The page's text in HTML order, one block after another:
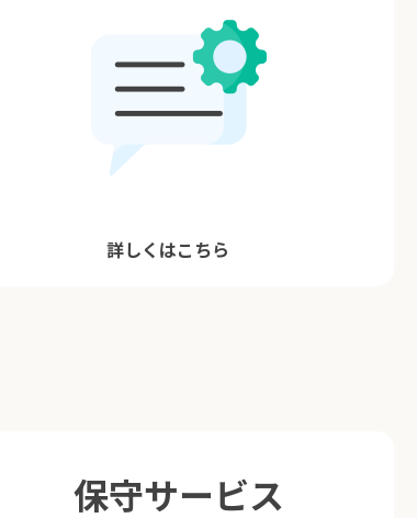
詳しくはこちら
保守サービス